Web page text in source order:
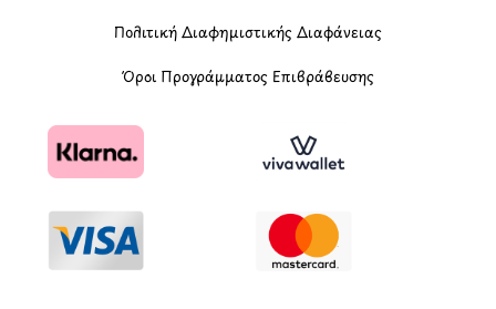
Πολιτική Διαφημιστικής Διαφάνειας
Όροι Προγράμματος Επιβράβευσης